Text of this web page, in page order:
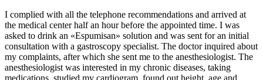
I complied with all the telephone recommendations and arrived at
the medical center half an hour before the appointed time. I was
asked to drink an «Espumisan» solution and was sent for an initial
consultation with a gastroscopy specialist. The doctor inquired about
my complaints, after which she sent me to the anesthesiologist. The
anesthesiologist was interested in my chronic diseases, taking
medications, studied my cardiogram, found out height, age and